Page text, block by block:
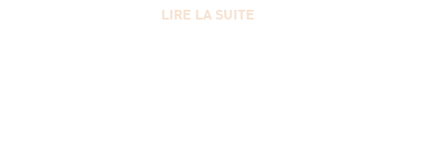
LIRE LA SUITE